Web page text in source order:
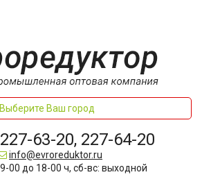
Выберите Ваш город
63-20, 227-64-20
info@evroreduktor.ru
00 до 18-00 ч, сб-вс: выходной